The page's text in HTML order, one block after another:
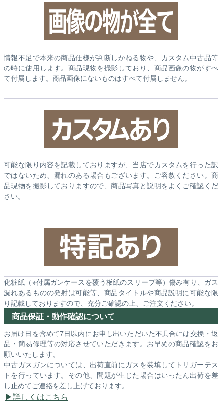
情報不足で本来の商品仕様が判断しかねる物や、カスタム中古品等
の時に使用します。商品現物を撮影しており、商品画像の物がすべ
て付属します。商品画像にないものはすべて付属しません。
可能な限り内容を記載しておりますが、当店でカスタムを行った訳
ではないため、漏れのある場合もございます。ご容赦ください。商
品現物を撮影しておりますので、商品写真と説明をよくご確認くだ
さい。
化粧紙（※付属ガンケースを覆う板紙のスリーブ等）傷み有り、ガス
漏れあるものの発射は可能等、商品タイトルや商品説明に可能な限
り記載しておりますので、充分ご確認の上、ご注文ください。
商品保証・動作確認について
お届け日を含めて7日以内にお申し出いただいた不具合には交換・返
品・簡易修理等の対応させていただきます。お早めの商品確認をお
願いいたします。
中古ガスガンについては、出荷直前にガスを装填してトリガーテス
トを行っています。その他、問題が生じた場合はいったん出荷を差
し止めてご連絡を差し上げております。
詳しくはこちら